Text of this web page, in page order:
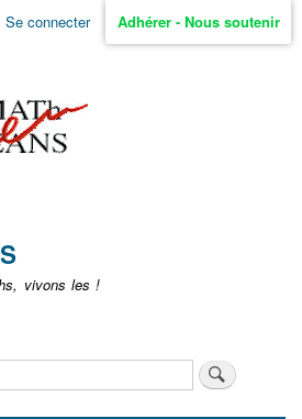
Aller
Se connecter Adhérer - Nous soutenir
vivons les !